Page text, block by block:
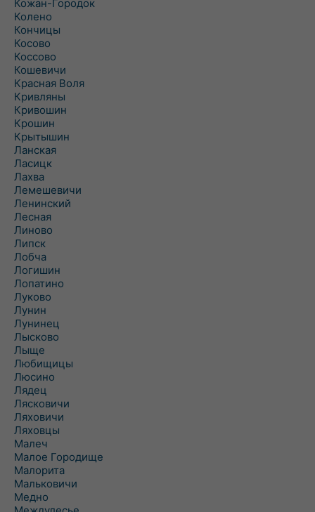
Кожан-Городок
Колено
Кончицы
Косово
Коссово
Кошевичи
Красная Воля
Кривляны
Кривошин
Крошин
Крытышин
Ланская
Ласицк
Лахва
Лемешевичи
Ленинский
Лесная
Линово
Липск
Лобча
Логишин
Лопатино
Луково
Лунин
Лунинец
Лысково
Лыще
Любищицы
Люсино
Лядец
Лясковичи
Ляховичи
Ляховцы
Малеч
Малое Городище
Малорита
Мальковичи
Медно